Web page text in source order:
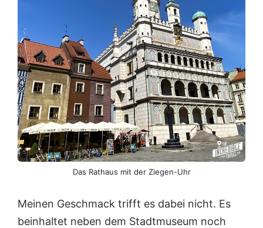
Das Rathaus mit der Ziegen-Uhr
Meinen Geschmack trifft es dabei nicht. Es
beinhaltet neben dem Stadtmuseum noch